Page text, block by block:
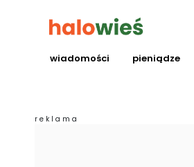
wiadomości pieniądze